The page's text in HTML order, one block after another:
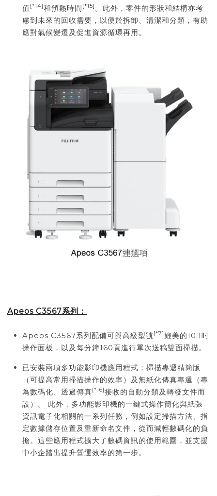
值 [*14]和預熱時間 [*15] 。此外，零件的形狀和結構亦考
慮到未來的回收需要，以便於拆卸、清潔和分類，有助
應對氣候變遷及促進資源循環再用。
Apeos C3567系列：
Apeos C3567系列配備可與高級型號[*7]媲美的10.1吋
操作面板，以及每分鐘160頁進行單次送稿雙面掃描。
已安裝兩項多功能影印機應用程式：掃描專遞精簡版
（可提高常用掃描操作的效率）及無紙化傳真專遞（專
為數碼化、透過傳真[*16]接收的自動分類及轉發文件而
設）。 此外，多功能影印機的一鍵式操作簡化與紙張
資訊電子化相關的一系列任務，例如設定掃描方法、指
定數據儲存位置及重新命名文件，從而減輕數碼化的負
擔。這些應用程式擴大了數碼資訊的使用範圍，並支援
中小企踏出提升營運效率的第一步。